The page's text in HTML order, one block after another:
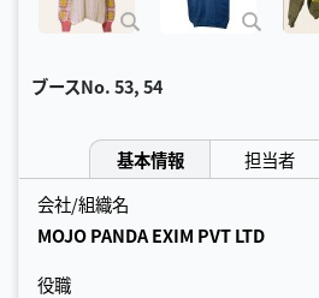
ブースNo.53, 54
基本情報 担当者
会社/組織名
MOJO PANDA EXIM PVT LTD
役職